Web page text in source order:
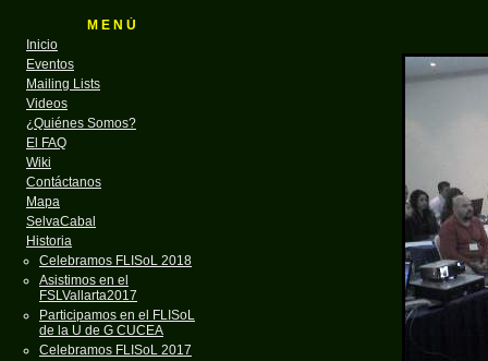
M E N Ú
Inicio
Eventos
Mailing Lists
Videos
¿Quiénes Somos?
El FAQ
Wiki
Contáctanos
Mapa
SelvaCabal
Historia
Celebramos FLISoL 2018
Asistimos en el
FSLVallarta2017
Participamos en el FLISoL
de la U de G CUCEA
Celebramos FLISoL 2017